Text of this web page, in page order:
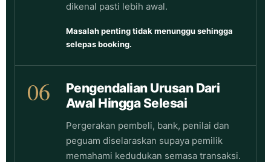
dikenal pasti lebih awal.
Masalah penting tidak menunggu sehingga
selepas booking.
06
Pengendalian Urusan Dari
Awal Hingga Selesai
Pergerakan pembeli, bank, penilai dan
peguam diselaraskan supaya pemilik
memahami kedudukan semasa transaksi.